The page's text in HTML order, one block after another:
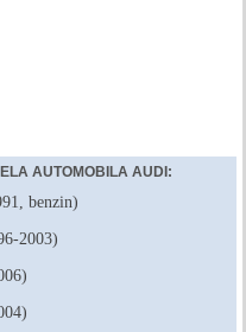
AUTOMOBILA AUDI:
benzin)
2003)